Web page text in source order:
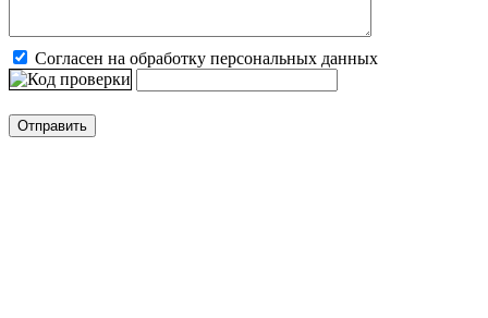
Согласен на обработку персональных данных